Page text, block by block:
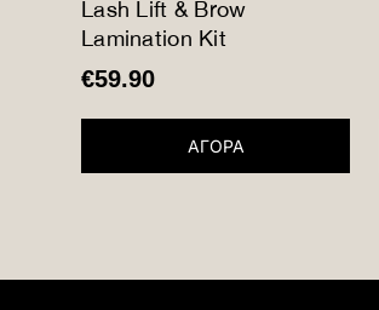
Lash Lift & Brow
Lamination Kit
€59.90
ΑΓΟΡΑ